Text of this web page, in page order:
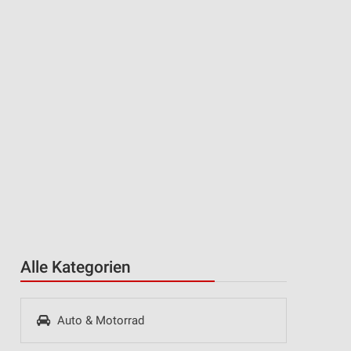
Alle Kategorien
Auto & Motorrad